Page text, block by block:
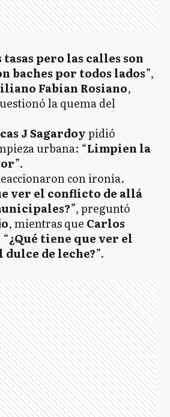
pero las calles son
baches por todos lados”,
Fabian Rosiano,
la quema del
J Sagardoypidió
urbana: “Limpien la
”.
con ironía.
ver el conflicto de allá
”, preguntó
, mientras que Carlos
¿Qué tiene que ver el
dulce de leche?”.